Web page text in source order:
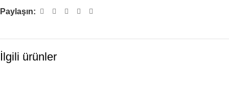
Paylaşın:
İlgili ürünler